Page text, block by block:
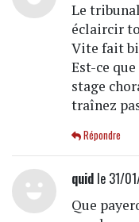
Le
éclaircir
Vite fait
Est-ce
stage
traînez
Répondre
quidle 31/
Que